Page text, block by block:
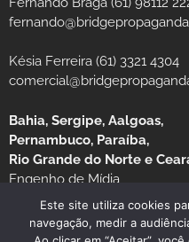
Késia Ferreira (61) 3321 4304
Bahia, Sergipe, Aalgoas,
Pernambuco, Paraíba,
Rio Grande do Norte e
Engenho de Mídia
Luciano Moura (81) 99939-
Este site utiliza cookies
navegação, medir a